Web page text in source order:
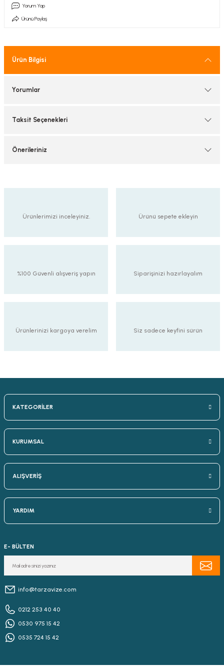
Armatürler
Yorum Yap
Ürünü Paylaş
Ürün Bilgisi
Yorumlar
Taksit Seçenekleri
Önerileriniz
Ürünlerimizi inceleyiniz. Ürünü sepete ekleyin
%100 Güvenli alışveriş yapın Siparişinizi hazırlayalım
Ürünlerinizi kargoya verelim Siz sadece keyfini sürün
KATEGORİLER
KURUMSAL
ALIŞVERİŞ
YARDIM
E- BÜLTEN
info@tarzavize.com
0212 253 40 40
0530 975 15 42
0535 724 15 42